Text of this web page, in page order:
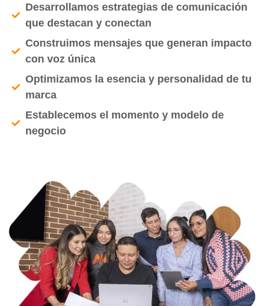
Desarrollamos estrategias de comunicación
que destacan y conectan
Construimos mensajes que generan impacto
con voz única
Optimizamos la esencia y personalidad de tu
marca
Establecemos el momento y modelo de
negocio